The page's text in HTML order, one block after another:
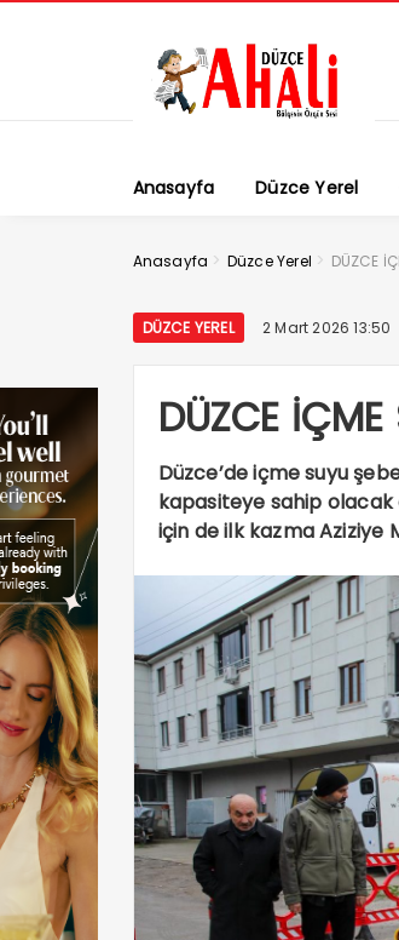
Anasayfa Düzce Yerel
Anasayfa > Düzce Yerel > DÜZCE
DÜZCE YEREL 2 Mart 2026 13:50
DÜZCE İÇME
Düzce’de içme suyu
kapasiteye sahip olacak
için de ilk kazma Aziziye